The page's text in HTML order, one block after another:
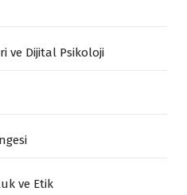
ve Dijital Psikoloji
ve Etik